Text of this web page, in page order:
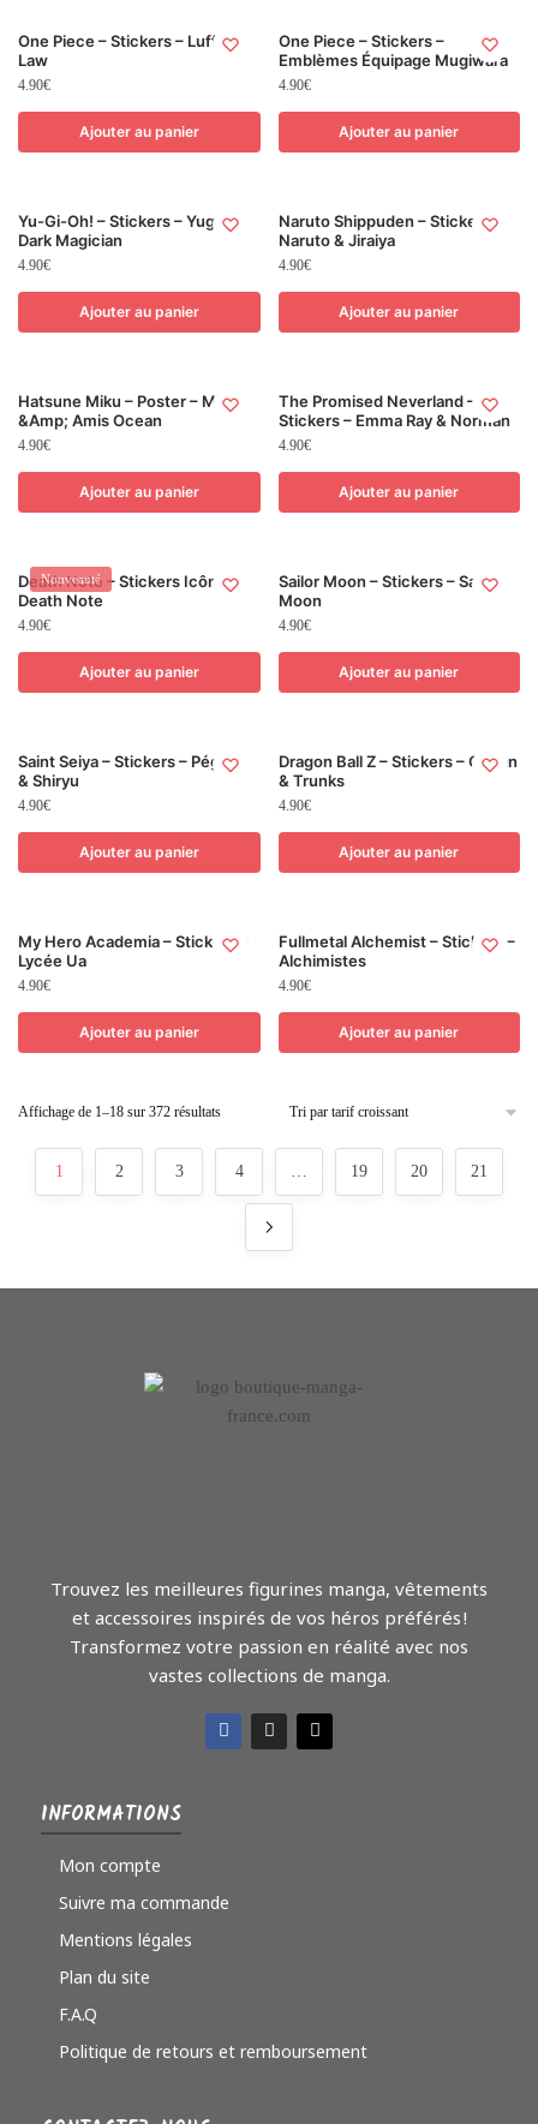
One Piece – Stickers – Luffy &
Law
4.90€
Ajouter au panier
One Piece – Stickers –
Emblèmes Équipage Mugiwara
4.90€
Ajouter au panier
Yu-Gi-Oh! – Stickers – Yugi &
Dark Magician
4.90€
Ajouter au panier
Naruto Shippuden – Stickers –
Naruto & Jiraiya
4.90€
Ajouter au panier
Hatsune Miku – Poster – Miku
&Amp; Amis Ocean
4.90€
Ajouter au panier
The Promised Neverland –
Stickers – Emma Ray & Norman
4.90€
Ajouter au panier
Nouveauté
Death Note – Stickers Icônes
Death Note
4.90€
Ajouter au panier
Sailor Moon – Stickers – Sailor
Moon
4.90€
Ajouter au panier
Saint Seiya – Stickers – Pégase
& Shiryu
4.90€
Ajouter au panier
Dragon Ball Z – Stickers – Gohan
& Trunks
4.90€
Ajouter au panier
My Hero Academia – Stickers –
Lycée Ua
4.90€
Ajouter au panier
Fullmetal Alchemist – Stickers –
Alchimistes
4.90€
Ajouter au panier
Affichage de 1–18 sur 372 résultats
1 2 3 4 19 20 21
Trouvez les meilleures figurines manga, vêtements
et accessoires inspirés de vos héros préférés !
Transformez votre passion en réalité avec nos
vastes collections de manga.
INFORMATIONS
Mon compte
Suivre ma commande
Mentions légales
Plan du site
F.A.Q
Politique de retours et remboursement